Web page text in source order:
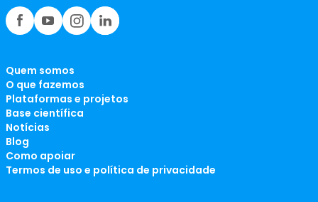
Quem somos
O que fazemos
Plataformas e projetos
Base científica
Notícias
Blog
Como apoiar
Termos de uso e política de privacidade